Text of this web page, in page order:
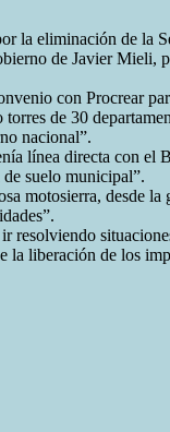
la eliminación de la
de Javier Mieli,
con Procrear
de 30
nacional”.
línea directa con el
suelo municipal”.
motosierra, desde
resolviendo
liberación de los